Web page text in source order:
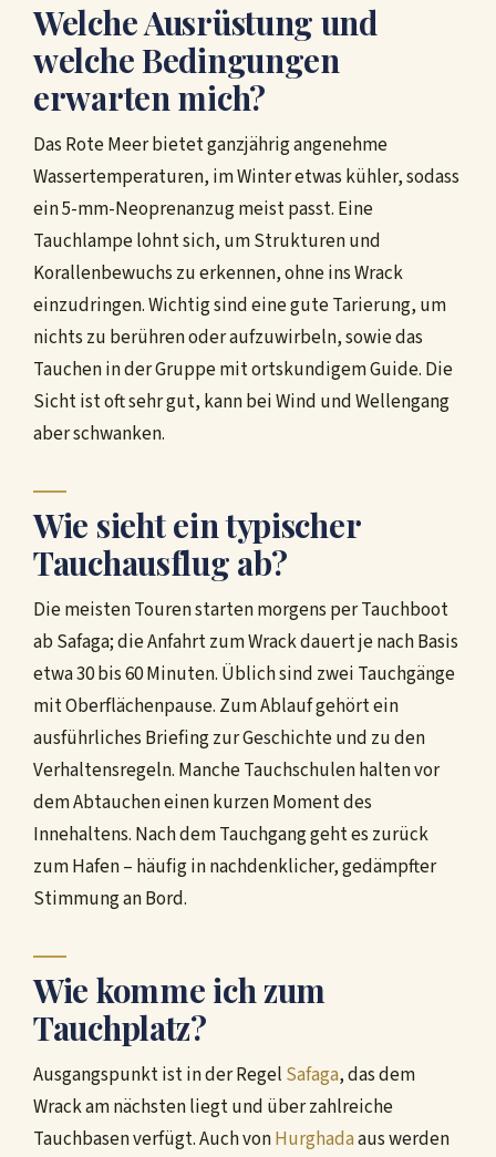
Welche Ausrüstung und
welche Bedingungen
erwarten mich?
Das Rote Meer bietet ganzjährig angenehme
Wassertemperaturen, im Winter etwas kühler, sodass
ein 5-mm-Neoprenanzug meist passt. Eine
Tauchlampe lohnt sich, um Strukturen und
Korallenbewuchs zu erkennen, ohne ins Wrack
einzudringen. Wichtig sind eine gute Tarierung, um
nichts zu berühren oder aufzuwirbeln, sowie das
Tauchen in der Gruppe mit ortskundigem Guide. Die
Sicht ist oft sehr gut, kann bei Wind und Wellengang
aber schwanken.
Wie sieht ein typischer
Tauchausflug ab?
Die meisten Touren starten morgens per Tauchboot
ab Safaga; die Anfahrt zum Wrack dauert je nach Basis
etwa 30 bis 60 Minuten. Üblich sind zwei Tauchgänge
mit Oberflächenpause. Zum Ablauf gehört ein
ausführliches Briefing zur Geschichte und zu den
Verhaltensregeln. Manche Tauchschulen halten vor
dem Abtauchen einen kurzen Moment des
Innehaltens. Nach dem Tauchgang geht es zurück
zum Hafen – häufig in nachdenklicher, gedämpfter
Stimmung an Bord.
Wie komme ich zum
Tauchplatz?
Ausgangspunkt ist in der Regel Safaga, das dem
Wrack am nächsten liegt und über zahlreiche
Tauchbasen verfügt. Auch vonHurghadaaus werden